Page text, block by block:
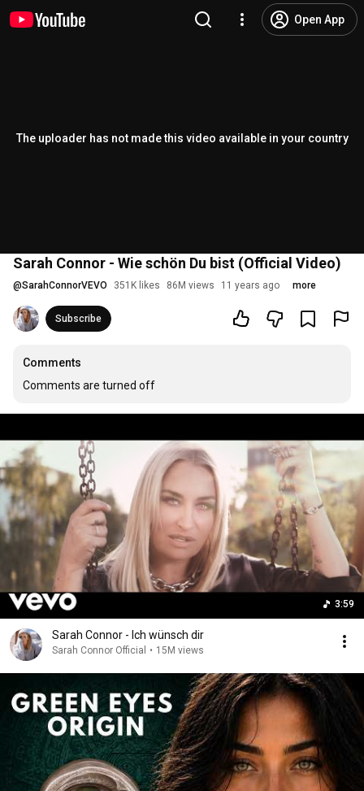
Open App
The uploader has not made this video available in your country
Sarah Connor - Wie schön Du bist (Official Video)
@SarahConnorVEVO 351K likes 86M views 11 years ago more
Subscribe
Comments
Comments are turned off
3:59
Sarah Connor - Ich wünsch dir
Sarah Connor Official • 15M views